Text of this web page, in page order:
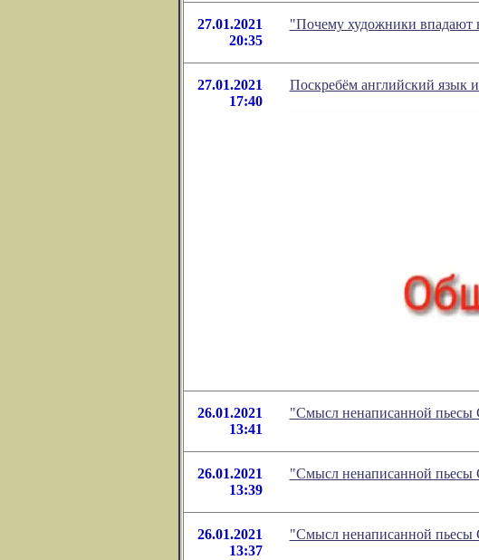
27.01.2021
20:35
"Почему художники впадают
27.01.2021
17:40
Поскребём английский язык
26.01.2021
13:41
"Смысл ненаписанной пьесы
26.01.2021
13:39
"Смысл ненаписанной пьесы
26.01.2021
13:37
"Смысл ненаписанной пьесы